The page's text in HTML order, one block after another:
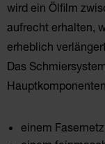
wird ein Ölfilm
aufrecht erhalten,
erheblich
Das
einem